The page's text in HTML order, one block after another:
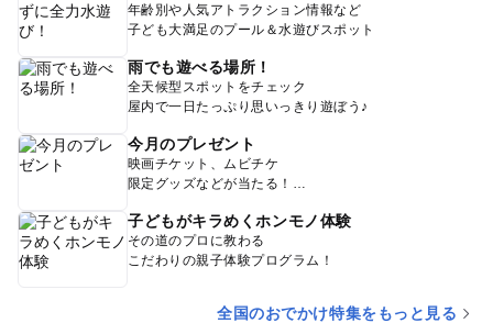
年齢別や人気アトラクション情報など
子ども大満足のプール＆水遊びスポット
雨でも遊べる場所！
全天候型スポットをチェック
屋内で一日たっぷり思いっきり遊ぼう♪
今月のプレゼント
映画チケット、ムビチケ
限定グッズなどが当たる！
子どもがキラめくホンモノ体験
その道のプロに教わる
こだわりの親子体験プログラム！
全国のおでかけ特集をもっと見る